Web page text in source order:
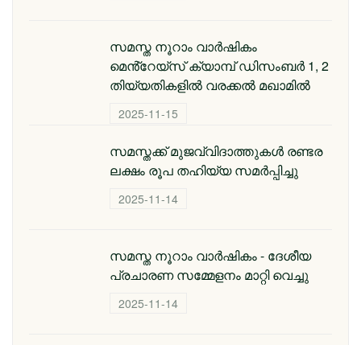
സമസ്ത നൂറാം വാര്‍ഷികം
മെൻ്റേയ്സ് ക്യാമ്പ് ഡിസംബര്‍ 1, 2
തിയ്യതികളില്‍ വരക്കല്‍ മഖാമില്‍
2025-11-15
സമസ്തക്ക് മുജവ്വിദാത്തുകൾ രണ്ടര
ലക്ഷം രൂപ തഹിയ്യ സമർപ്പിച്ചു
2025-11-14
സമസ്ത നൂറാം വാര്‍ഷികം - ദേശീയ
പ്രചാരണ സമ്മേളനം മാറ്റി വെച്ചു
2025-11-14